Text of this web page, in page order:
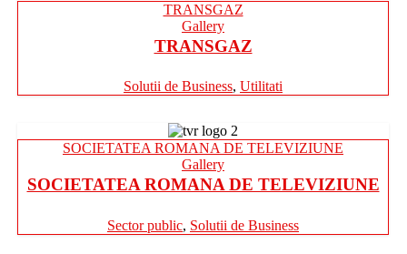
TRANSGAZ
Gallery
TRANSGAZ
Solutii de Business, Utilitati
SOCIETATEA ROMANA DE TELEVIZIUNE
Gallery
SOCIETATEA ROMANA DE TELEVIZIUNE
Sector public, Solutii de Business